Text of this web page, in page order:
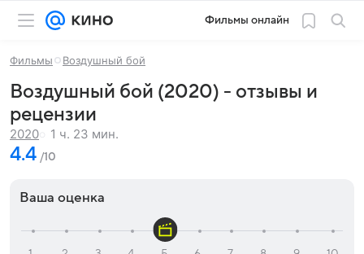
Фильмы онлайн
Фильмы Воздушный бой
Воздушный бой (2020) - отзывы и
рецензии
2020 1 ч. 23 мин.
4.4 /10
Ваша оценка